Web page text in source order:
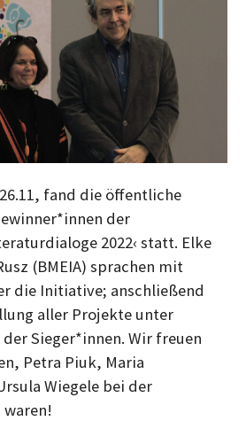
fand die öffentliche
der
2022‹ statt. Elke
(BMEIA) sprachen mit
die Initiative; anschließend
aller Projekte unter
Sieger*innen. Wir freuen
Petra Piuk, Maria
Wiegele bei der